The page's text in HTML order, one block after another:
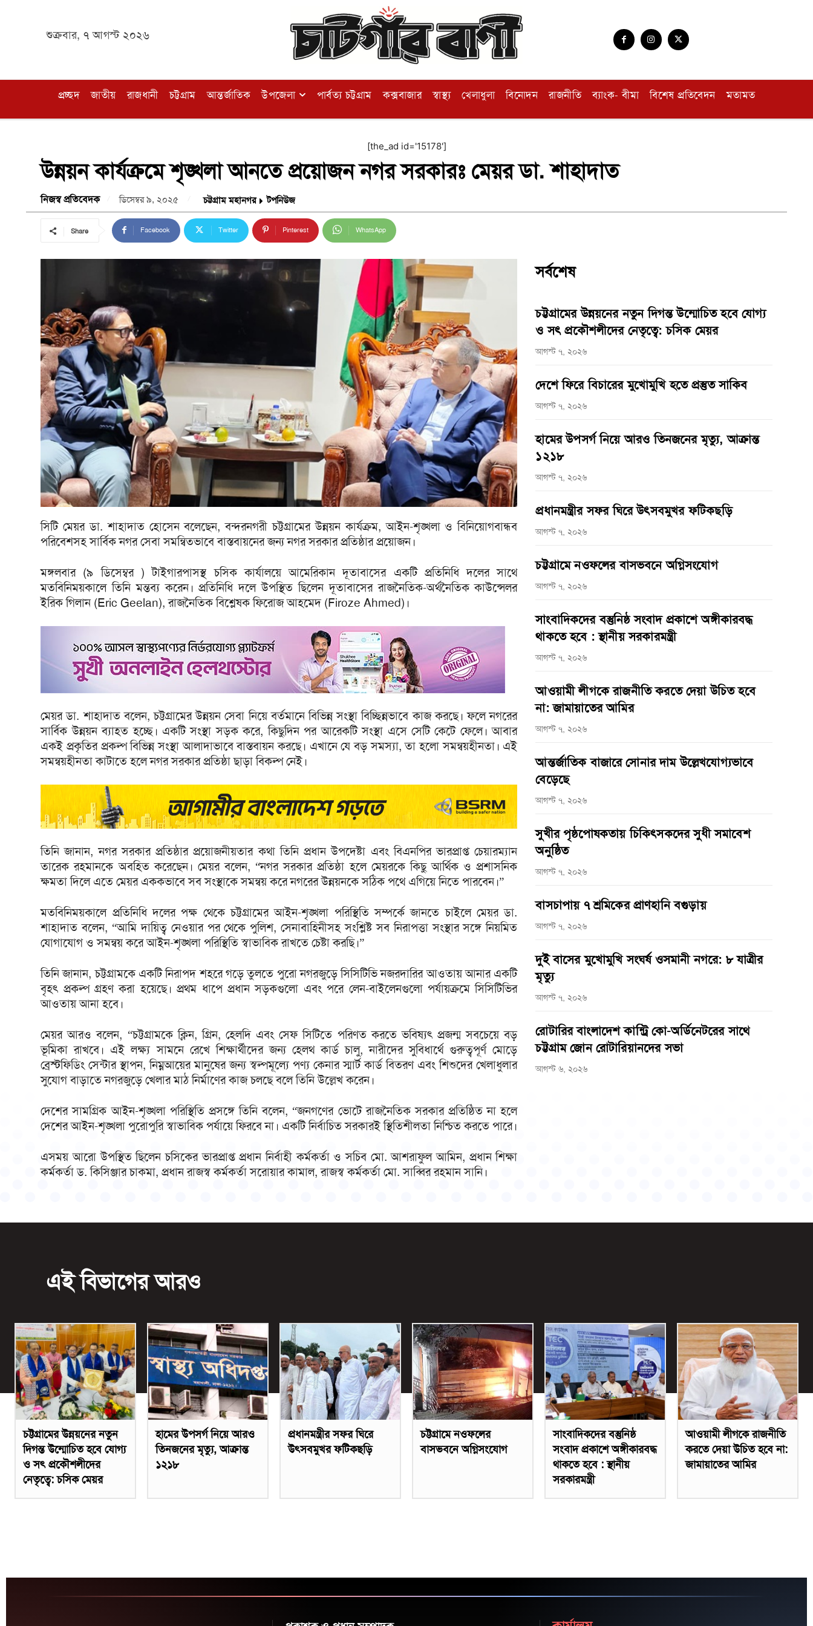
শুক্রবার, ৭ আগস্ট ২০২৬
প্রচ্ছদ জাতীয় রাজধানী চট্টগ্রাম আন্তর্জাতিক উপজেলা পার্বত্য চট্টগ্রাম কক্সবাজার স্বাস্থ্য খেলাধুলা বিনোদন রাজনীতি ব্যাংক- বীমা বিশেষ প্রতিবেদন মতামত
[the_ad id='15178']
উন্নয়ন কার্যক্রমে শৃঙ্খলা আনতে প্রয়োজন নগর সরকারঃ মেয়র ডা. শাহাদাত
নিজস্ব প্রতিবেদক ডিসেম্বর ৯, ২০২৫ চট্টগ্রাম মহানগর টপনিউজ
Share Facebook Twitter Pinterest WhatsApp
সিটি মেয়র ডা. শাহাদাত হোসেন বলেছেন, বন্দরনগরী চট্টগ্রামের উন্নয়ন কার্যক্রম, আইন-শৃঙ্খলা ও বিনিয়োগবান্ধব
পরিবেশসহ সার্বিক নগর সেবা সমন্বিতভাবে বাস্তবায়নের জন্য নগর সরকার প্রতিষ্ঠার প্রয়োজন।
মঙ্গলবার (৯ ডিসেম্বর ) টাইগারপাসস্থ চসিক কার্যালয়ে আমেরিকান দূতাবাসের একটি প্রতিনিধি দলের সাথে
মতবিনিময়কালে তিনি মন্তব্য করেন। প্রতিনিধি দলে উপস্থিত ছিলেন দূতাবাসের রাজনৈতিক-অর্থনৈতিক কাউন্সেলর
ইরিক গিলান (Eric Geelan), রাজনৈতিক বিশ্লেষক ফিরোজ আহমেদ (Firoze Ahmed)।
মেয়র ডা. শাহাদাত বলেন, চট্টগ্রামের উন্নয়ন সেবা নিয়ে বর্তমানে বিভিন্ন সংস্থা বিচ্ছিন্নভাবে কাজ করছে। ফলে নগরের
সার্বিক উন্নয়ন ব্যাহত হচ্ছে। একটি সংস্থা সড়ক করে, কিছুদিন পর আরেকটি সংস্থা এসে সেটি কেটে ফেলে। আবার
একই প্রকৃতির প্রকল্প বিভিন্ন সংস্থা আলাদাভাবে বাস্তবায়ন করছে। এখানে যে বড় সমস্যা, তা হলো সমন্বয়হীনতা। এই
সমন্বয়হীনতা কাটাতে হলে নগর সরকার প্রতিষ্ঠা ছাড়া বিকল্প নেই।
তিনি জানান, নগর সরকার প্রতিষ্ঠার প্রয়োজনীয়তার কথা তিনি প্রধান উপদেষ্টা এবং বিএনপির ভারপ্রাপ্ত চেয়ারম্যান
তারেক রহমানকে অবহিত করেছেন। মেয়র বলেন, “নগর সরকার প্রতিষ্ঠা হলে মেয়রকে কিছু আর্থিক ও প্রশাসনিক
ক্ষমতা দিলে এতে মেয়র এককভাবে সব সংস্থাকে সমন্বয় করে নগরের উন্নয়নকে সঠিক পথে এগিয়ে নিতে পারবেন।”
মতবিনিময়কালে প্রতিনিধি দলের পক্ষ থেকে চট্টগ্রামের আইন-শৃঙ্খলা পরিস্থিতি সম্পর্কে জানতে চাইলে মেয়র ডা.
শাহাদাত বলেন, “আমি দায়িত্ব নেওয়ার পর থেকে পুলিশ, সেনাবাহিনীসহ সংশ্লিষ্ট সব নিরাপত্তা সংস্থার সঙ্গে নিয়মিত
যোগাযোগ ও সমন্বয় করে আইন-শৃঙ্খলা পরিস্থিতি স্বাভাবিক রাখতে চেষ্টা করছি।”
তিনি জানান, চট্টগ্রামকে একটি নিরাপদ শহরে গড়ে তুলতে পুরো নগরজুড়ে সিসিটিভি নজরদারির আওতায় আনার একটি
বৃহৎ প্রকল্প গ্রহণ করা হয়েছে। প্রথম ধাপে প্রধান সড়কগুলো এবং পরে লেন-বাইলেনগুলো পর্যায়ক্রমে সিসিটিভির
আওতায় আনা হবে।
মেয়র আরও বলেন, “চট্টগ্রামকে ক্লিন, গ্রিন, হেলদি এবং সেফ সিটিতে পরিণত করতে ভবিষ্যৎ প্রজন্ম সবচেয়ে বড়
ভূমিকা রাখবে। এই লক্ষ্য সামনে রেখে শিক্ষার্থীদের জন্য হেলথ কার্ড চালু, নারীদের সুবিধার্থে গুরুত্বপূর্ণ মোড়ে
ব্রেস্টফিডিং সেন্টার স্থাপন, নিম্নআয়ের মানুষের জন্য স্বল্পমূল্যে পণ্য কেনার স্মার্ট কার্ড বিতরণ এবং শিশুদের খেলাধুলার
সুযোগ বাড়াতে নগরজুড়ে খেলার মাঠ নির্মাণের কাজ চলছে বলে তিনি উল্লেখ করেন।
দেশের সামগ্রিক আইন-শৃঙ্খলা পরিস্থিতি প্রসঙ্গে তিনি বলেন, “জনগণের ভোটে রাজনৈতিক সরকার প্রতিষ্ঠিত না হলে
দেশের আইন-শৃঙ্খলা পুরোপুরি স্বাভাবিক পর্যায়ে ফিরবে না। একটি নির্বাচিত সরকারই স্থিতিশীলতা নিশ্চিত করতে পারে।
এসময় আরো উপস্থিত ছিলেন চসিকের ভারপ্রাপ্ত প্রধান নির্বাহী কর্মকর্তা ও সচিব মো. আশরাফুল আমিন, প্রধান শিক্ষা
কর্মকর্তা ড. কিসিঞ্জার চাকমা, প্রধান রাজস্ব কর্মকর্তা সরোয়ার কামাল, রাজস্ব কর্মকর্তা মো. সাব্বির রহমান সানি।
সর্বশেষ
চট্টগ্রামের উন্নয়নের নতুন দিগন্ত উন্মোচিত হবে যোগ্য
ও সৎ প্রকৌশলীদের নেতৃত্বে: চসিক মেয়র
আগস্ট ৭, ২০২৬
দেশে ফিরে বিচারের মুখোমুখি হতে প্রস্তুত সাকিব
আগস্ট ৭, ২০২৬
হামের উপসর্গ নিয়ে আরও তিনজনের মৃত্যু, আক্রান্ত
১২১৮
আগস্ট ৭, ২০২৬
প্রধানমন্ত্রীর সফর ঘিরে উৎসবমুখর ফটিকছড়ি
আগস্ট ৭, ২০২৬
চট্টগ্রামে নওফলের বাসভবনে অগ্নিসংযোগ
আগস্ট ৭, ২০২৬
সাংবাদিকদের বস্তুনিষ্ঠ সংবাদ প্রকাশে অঙ্গীকারবদ্ধ
থাকতে হবে : স্থানীয় সরকারমন্ত্রী
আগস্ট ৭, ২০২৬
আওয়ামী লীগকে রাজনীতি করতে দেয়া উচিত হবে
না: জামায়াতের আমির
আগস্ট ৭, ২০২৬
আন্তর্জাতিক বাজারে সোনার দাম উল্লেখযোগ্যভাবে
বেড়েছে
আগস্ট ৭, ২০২৬
সুখীর পৃষ্ঠপোষকতায় চিকিৎসকদের সুধী সমাবেশ
অনুষ্ঠিত
আগস্ট ৭, ২০২৬
বাসচাপায় ৭ শ্রমিকের প্রাণহানি বগুড়ায়
আগস্ট ৭, ২০২৬
দুই বাসের মুখোমুখি সংঘর্ষ ওসমানী নগরে: ৮ যাত্রীর
মৃত্যু
আগস্ট ৭, ২০২৬
রোটারির বাংলাদেশ কান্ট্রি কো-অর্ডিনেটরের সাথে
চট্টগ্রাম জোন রোটারিয়ানদের সভা
আগস্ট ৬, ২০২৬
এই বিভাগের আরও
চট্টগ্রামের উন্নয়নের নতুন
দিগন্ত উন্মোচিত হবে যোগ্য
ও সৎ প্রকৌশলীদের
নেতৃত্বে: চসিক মেয়র
হামের উপসর্গ নিয়ে আরও
তিনজনের মৃত্যু, আক্রান্ত
১২১৮
প্রধানমন্ত্রীর সফর ঘিরে
উৎসবমুখর ফটিকছড়ি
চট্টগ্রামে নওফলের
বাসভবনে অগ্নিসংযোগ
সাংবাদিকদের বস্তুনিষ্ঠ
সংবাদ প্রকাশে অঙ্গীকারবদ্ধ
থাকতে হবে : স্থানীয়
সরকারমন্ত্রী
আওয়ামী লীগকে রাজনীতি
করতে দেয়া উচিত হবে না:
জামায়াতের আমির